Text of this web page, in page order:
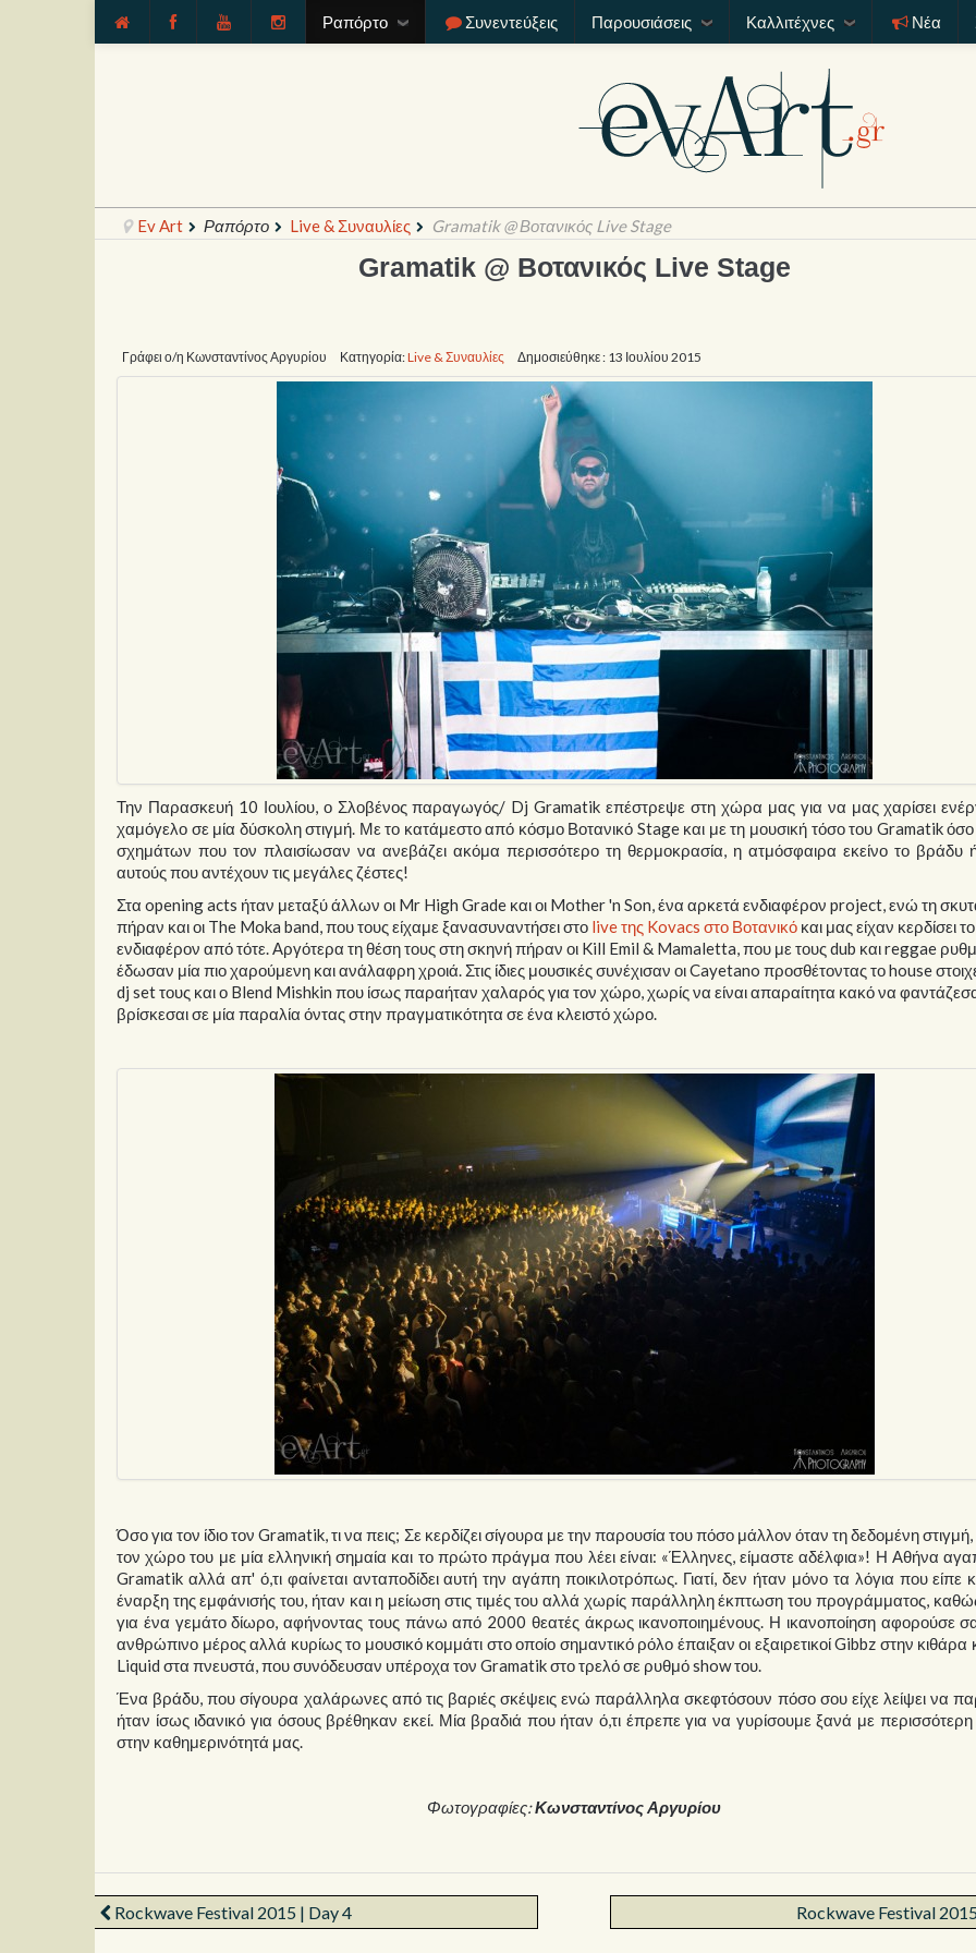
Ραπόρτο Συνεντεύξεις Παρουσιάσεις Καλλιτέχνες Νέα
Ev Art Ραπόρτο Live & Συναυλίες Gramatik @ Βοτανικός Live Stage
Gramatik @ Βοτανικός Live Stage
Γράφει ο/η Κωνσταντίνος Αργυρίου Κατηγορία:Live & Συναυλίες Δημοσιεύθηκε : 13 Ιουλίου 2015
Την Παρασκευή 10 Ιουλίου, ο Σλοβένος παραγωγός/ Dj Gramatik επέστρεψε στη χώρα μας για να μας χαρίσει
χαμόγελο σε μία δύσκολη στιγμή. Με το κατάμεστο από κόσμο Βοτανικό Stage και με τη μουσική τόσο του Gramatik
σχημάτων που τον πλαισίωσαν να ανεβάζει ακόμα περισσότερο τη θερμοκρασία, η ατμόσφαιρα εκείνο το βράδυ
αυτούς που αντέχουν τις μεγάλες ζέστες!
Στα opening acts ήταν μεταξύ άλλων οι Mr High Grade και οι Mother 'n Son, ένα αρκετά ενδιαφέρον project, ενώ τη
πήραν και οι The Moka band, που τους είχαμε ξανασυναντήσει στο live της Kovacs στο Βοτανικό και μας είχαν κερδίσει το
ενδιαφέρον από τότε. Αργότερα τη θέση τους στη σκηνή πήραν οι Kill Emil & Mamaletta, που με τους dub και reggae
έδωσαν μία πιο χαρούμενη και ανάλαφρη χροιά. Στις ίδιες μουσικές συνέχισαν οι Cayetano προσθέτοντας το house
dj set τους και ο Blend Mishkin που ίσως παραήταν χαλαρός για τον χώρο, χωρίς να είναι απαραίτητα κακό να
βρίσκεσαι σε μία παραλία όντας στην πραγματικότητα σε ένα κλειστό χώρο.
Όσο για τον ίδιο τον Gramatik, τι να πεις; Σε κερδίζει σίγουρα με την παρουσία του πόσο μάλλον όταν τη δεδομένη στιγμή,
τον χώρο του με μία ελληνική σημαία και το πρώτο πράγμα που λέει είναι: «Έλληνες, είμαστε αδέλφια»! Η Αθήνα
Gramatik αλλά απ' ό,τι φαίνεται ανταποδίδει αυτή την αγάπη ποικιλοτρόπως. Γιατί, δεν ήταν μόνο τα λόγια που είπε
έναρξη της εμφάνισής του, ήταν και η μείωση στις τιμές του αλλά χωρίς παράλληλη έκπτωση του προγράμματος,
για ένα γεμάτο δίωρο, αφήνοντας τους πάνω από 2000 θεατές άκρως ικανοποιημένους. Η ικανοποίηση αφορούσε
ανθρώπινο μέρος αλλά κυρίως το μουσικό κομμάτι στο οποίο σημαντικό ρόλο έπαιξαν οι εξαιρετικοί Gibbz στην κιθάρα
Liquid στα πνευστά, που συνόδευσαν υπέροχα τον Gramatik στο τρελό σε ρυθμό show του.
Ένα βράδυ, που σίγουρα χαλάρωνες από τις βαριές σκέψεις ενώ παράλληλα σκεφτόσουν πόσο σου είχε λείψει να
ήταν ίσως ιδανικό για όσους βρέθηκαν εκεί. Μία βραδιά που ήταν ό,τι έπρεπε για να γυρίσουμε ξανά με
στην καθημερινότητά μας.
Φωτογραφίες:Κωνσταντίνος Αργυρίου
Rockwave Festival 2015 | Day 4 Rockwave Festival